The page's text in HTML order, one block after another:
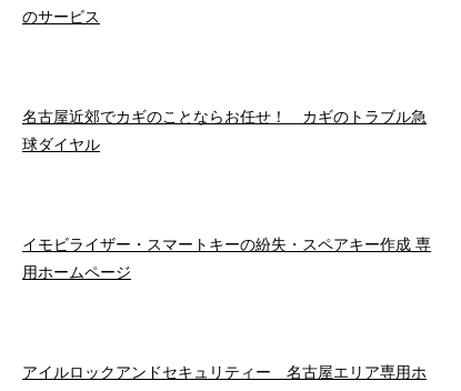
のサービス
名古屋近郊でカギのことならお任せ！ カギのトラブル急
球ダイヤル
イモビライザー・スマートキーの紛失・スペアキー作成 専
用ホームページ
アイルロックアンドセキュリティー 名古屋エリア専用ホ